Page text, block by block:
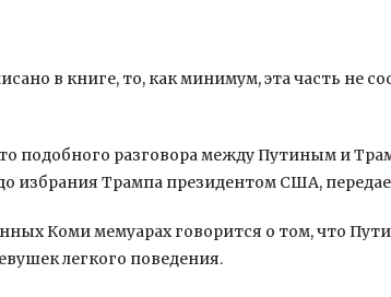
в книге, то, как минимум, эта часть не
подобного разговора между Путиным и
избрания Трампа президентом США,
Коми мемуарах говорится о том, что
легкого поведения.